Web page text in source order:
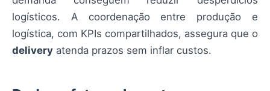
logísticos. A coordenação entre produção e
logística, com KPIs compartilhados, assegura que o
delivery atenda prazos sem inflar custos.